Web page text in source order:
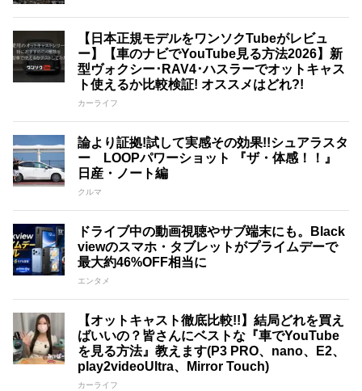
【日本正規モデルをワンソクTubeがレビュ
ー】【車のナビでYouTube見る方法2026】新
型ヴォクシー･RAV4･ハスラーでオットキャス
ト使えるか比較検証! オススメはどれ?!
カーライフ
論より証拠!試して実感その効果!!シュアラスタ
ー LOOPパワーショット 『ザ・体感！！』
日産・ノート編
クルマ
ドライブ中の動画視聴やサブ端末にも。Black
viewのスマホ・タブレットがプライムデーで
最大約46%OFF相当に
エンタメ
【オットキャスト徹底比較!!】結局どれを買え
ばいいの？皆さんにベストな『車でYouTube
を見る方法』教えます(P3 PRO、nano、E2、
play2videoUltra、Mirror Touch)
カーライフ